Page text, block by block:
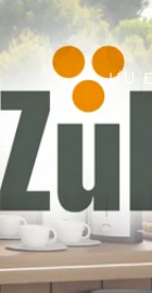
ƯU